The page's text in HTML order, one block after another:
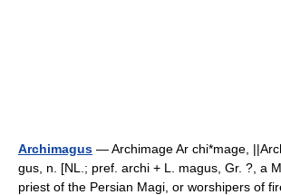
Archimagus — Archimage Ar chi*mage,
gus, n. [NL.; pref. archi + L. magus, Gr. ?, a
priest of the Persian Magi, or worshipers of